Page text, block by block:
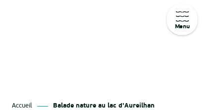
Menu
Accueil Balade nature au lac d'Aureilhan